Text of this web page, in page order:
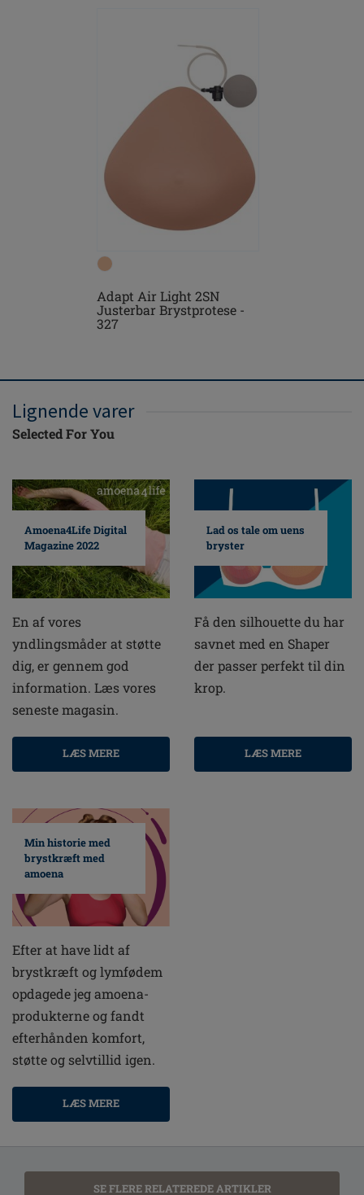
Adapt Air Light 2SN
Justerbar Brystprotese -
327
Lignende varer
Selected For You
Amoena4Life Digital
Magazine 2022
En af vores
yndlingsmåder at støtte
dig, er gennem god
information. Læs vores
seneste magasin.
LÆS MERE
Lad os tale om uens
bryster
Få den silhouette du har
savnet med en Shaper
der passer perfekt til din
krop.
LÆS MERE
Min historie med
brystkræft med
amoena
Efter at have lidt af
brystkræft og lymfødem
opdagede jeg amoena-
produkterne og fandt
efterhånden komfort,
støtte og selvtillid igen.
LÆS MERE
SE FLERE RELATEREDE ARTIKLER